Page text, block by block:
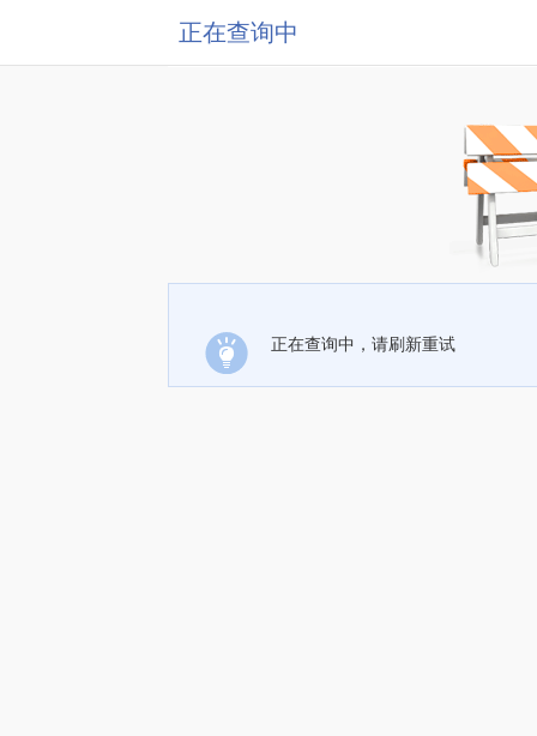
正在查询中
正在查询中，请刷新重试